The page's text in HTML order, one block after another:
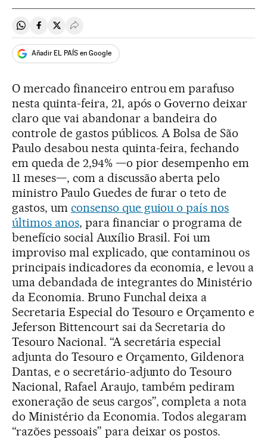
Compartir en Whatsapp
Compartir en Facebook
Compartir en Twitter
Desplegar Redes Sociales
Añadir EL PAÍS en Google
O mercado financeiro entrou em parafuso
nesta quinta-feira, 21, após o Governo deixar
claro que vai abandonar a bandeira do
controle de gastos públicos. A Bolsa de São
Paulo desabou nesta quinta-feira, fechando
em queda de 2,94% —o pior desempenho em
11 meses—, com a discussão aberta pelo
ministro Paulo Guedes de furar o teto de
gastos, um consenso que guiou o país nos
últimos anos, para financiar o programa de
benefício social Auxílio Brasil. Foi um
improviso mal explicado, que contaminou os
principais indicadores da economia, e levou a
uma debandada de integrantes do Ministério
da Economia. Bruno Funchal deixa a
Secretaria Especial do Tesouro e Orçamento e
Jeferson Bittencourt sai da Secretaria do
Tesouro Nacional. “A secretária especial
adjunta do Tesouro e Orçamento, Gildenora
Dantas, e o secretário-adjunto do Tesouro
Nacional, Rafael Araujo, também pediram
exoneração de seus cargos”, completa a nota
do Ministério da Economia. Todos alegaram
“razões pessoais” para deixar os postos.